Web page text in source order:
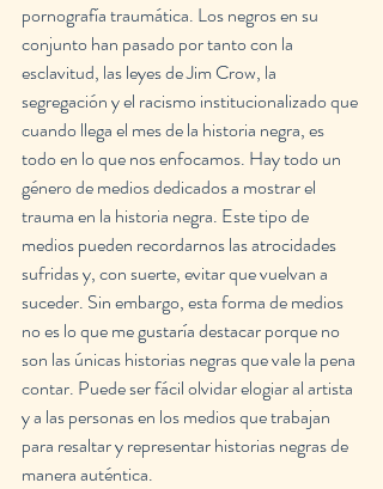
pornografía traumática. Los negros en su
conjunto han pasado por tanto con la
esclavitud, las leyes de Jim Crow, la
segregación y el racismo institucionalizado que
cuando llega el mes de la historia negra, es
todo en lo que nos enfocamos. Hay todo un
género de medios dedicados a mostrar el
trauma en la historia negra. Este tipo de
medios pueden recordarnos las atrocidades
sufridas y, con suerte, evitar que vuelvan a
suceder. Sin embargo, esta forma de medios
no es lo que me gustaría destacar porque no
son las únicas historias negras que vale la pena
contar. Puede ser fácil olvidar elogiar al artista
y a las personas en los medios que trabajan
para resaltar y representar historias negras de
manera auténtica.